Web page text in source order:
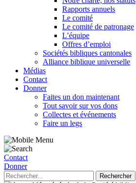
Rapports annuels
Le comité
Le comité de patronage
L’équipe
Offres d’emploi
Sociétés bibliques cantonales
Alliance biblique universelle
Médias
Contact
Donner
Faites un don maintenant
Tout savoir sur vos dons
Collectes et événements
Faire un legs
Contact
Donner